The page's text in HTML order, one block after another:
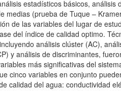
estadísticos básicos, análisis
medias (prueba de Tuque –
de las variables del lugar de
del índice de calidad optimo.
análisis clúster (AC),
y análisis de discriminantes,
más significativas del
cinco variables en conjunto
calidad del agua: conductividad